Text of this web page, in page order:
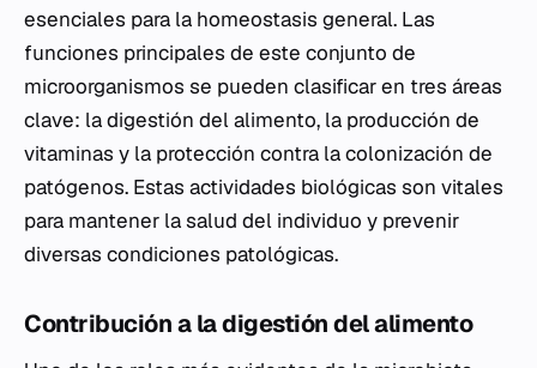
esenciales para la homeostasis general. Las
funciones principales de este conjunto de
microorganismos se pueden clasificar en tres áreas
clave: la digestión del alimento, la producción de
vitaminas y la protección contra la colonización de
patógenos. Estas actividades biológicas son vitales
para mantener la salud del individuo y prevenir
diversas condiciones patológicas.
Contribución a la digestión del alimento